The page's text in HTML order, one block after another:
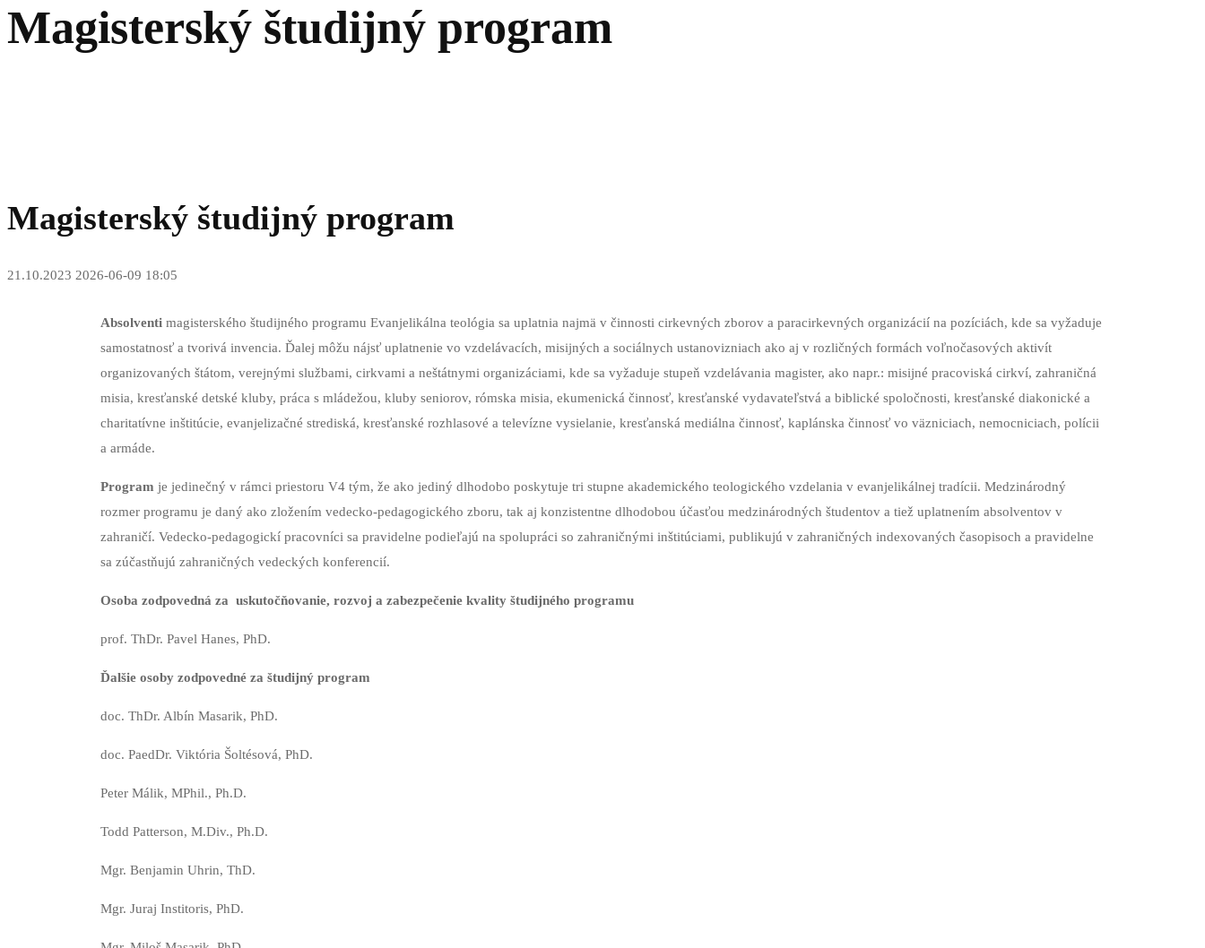
Magisterský študijný program
Magisterský študijný program
21.10.2023 2026-06-09 18:05
Absolventi magisterského študijného programu Evanjelikálna teológia sa uplatnia najmä v činnosti cirkevných zborov a paracirkevných organizácií na pozíciách, kde sa vyžaduje
samostatnosť a tvorivá invencia. Ďalej môžu nájsť uplatnenie vo vzdelávacích, misijných a sociálnych ustanovizniach ako aj v rozličných formách voľnočasových aktivít
organizovaných štátom, verejnými službami, cirkvami a neštátnymi organizáciami, kde sa vyžaduje stupeň vzdelávania magister, ako napr.: misijné pracoviská cirkví, zahraničná
misia, kresťanské detské kluby, práca s mládežou, kluby seniorov, rómska misia, ekumenická činnosť, kresťanské vydavateľstvá a biblické spoločnosti, kresťanské diakonické a
charitatívne inštitúcie, evanjelizačné strediská, kresťanské rozhlasové a televízne vysielanie, kresťanská mediálna činnosť, kaplánska činnosť vo väzniciach, nemocniciach, polícii
a armáde.
Program je jedinečný v rámci priestoru V4 tým, že ako jediný dlhodobo poskytuje tri stupne akademického teologického vzdelania v evanjelikálnej tradícii. Medzinárodný
rozmer programu je daný ako zložením vedecko-pedagogického zboru, tak aj konzistentne dlhodobou účasťou medzinárodných študentov a tiež uplatnením absolventov v
zahraničí. Vedecko-pedagogickí pracovníci sa pravidelne podieľajú na spolupráci so zahraničnými inštitúciami, publikujú v zahraničných indexovaných časopisoch a pravidelne
sa zúčastňujú zahraničných vedeckých konferencií.
Osoba zodpovedná za uskutočňovanie, rozvoj a zabezpečenie kvality študijného programu
prof. ThDr. Pavel Hanes, PhD.
Ďalšie osoby zodpovedné za študijný program
doc. ThDr. Albín Masarik, PhD.
doc. PaedDr. Viktória Šoltésová, PhD.
Peter Málik, MPhil., Ph.D.
Todd Patterson, M.Div., Ph.D.
Mgr. Benjamin Uhrin, ThD.
Mgr. Juraj Institoris, PhD.